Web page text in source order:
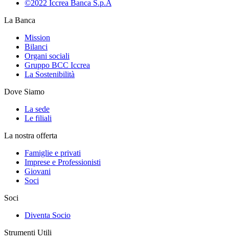
©2022 Iccrea Banca S.p.A
La Banca
Mission
Bilanci
Organi sociali
Gruppo BCC Iccrea
La Sostenibilità
Dove Siamo
La sede
Le filiali
La nostra offerta
Famiglie e privati
Imprese e Professionisti
Giovani
Soci
Soci
Diventa Socio
Strumenti Utili